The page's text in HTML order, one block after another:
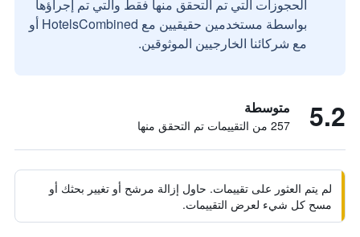
الحجوزات التي تم التحقق منها فقط والتي تم إجراؤها
بواسطة مستخدمين حقيقيين مع HotelsCombined أو
مع شركائنا الخارجيين الموثوقين.
5.2 متوسطة
257 من التقييمات تم التحقق منها
لم يتم العثور على تقييمات. حاول إزالة مرشح أو تغيير بحثك أو
مسح كل شيء لعرض التقييمات.